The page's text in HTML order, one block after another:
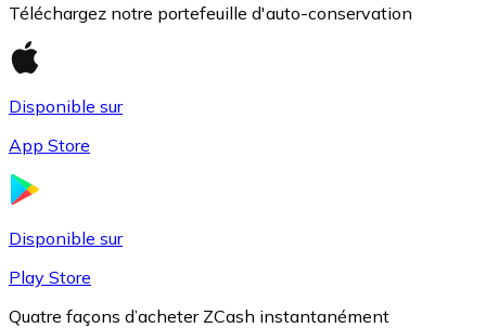
Téléchargez notre portefeuille d'auto-conservation
Disponible sur
App Store
Disponible sur
Play Store
Quatre façons d’acheter ZCash instantanément